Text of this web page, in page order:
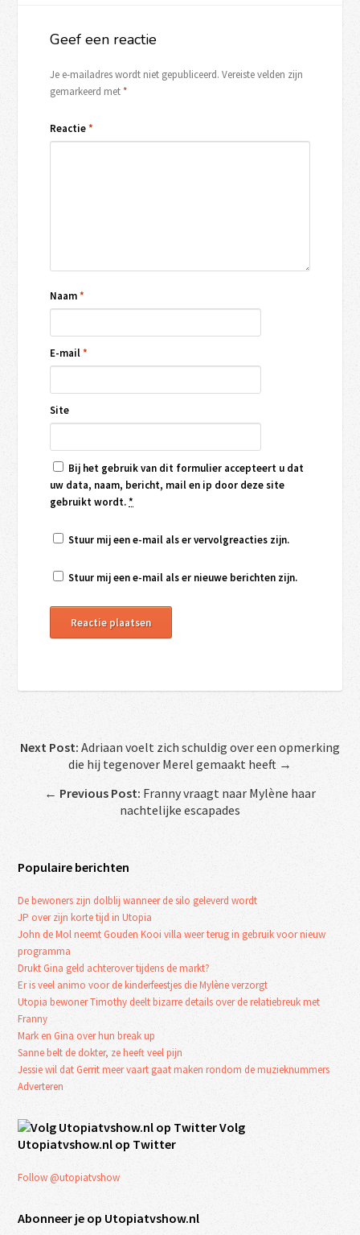
Geef een reactie
Je e-mailadres wordt niet gepubliceerd. Vereiste velden zijn
gemarkeerd met*
Reactie*
Naam*
E-mail*
Site
Bij het gebruik van dit formulier accepteert u dat
uw data, naam, bericht, mail en ip door deze site
gebruikt wordt.*
Stuur mij een e-mail als er vervolgreacties zijn.
Stuur mij een e-mail als er nieuwe berichten zijn.
Next Post: Adriaan voelt zich schuldig over een opmerking
die hij tegenover Merel gemaakt heeft →
← Previous Post: Franny vraagt naar Mylène haar
nachtelijke escapades
Populaire berichten
De bewoners zijn dolblij wanneer de silo geleverd wordt
JP over zijn korte tijd in Utopia
John de Mol neemt Gouden Kooi villa weer terug in gebruik voor nieuw
programma
Drukt Gina geld achterover tijdens de markt?
Er is veel animo voor de kinderfeestjes die Mylène verzorgt
Utopia bewoner Timothy deelt bizarre details over de relatiebreuk met
Franny
Mark en Gina over hun break up
Sanne belt de dokter, ze heeft veel pijn
Jessie wil dat Gerrit meer vaart gaat maken rondom de muzieknummers
Adverteren
Volg
Utopiatvshow.nl op Twitter
Follow @utopiatvshow
Abonneer je op Utopiatvshow.nl